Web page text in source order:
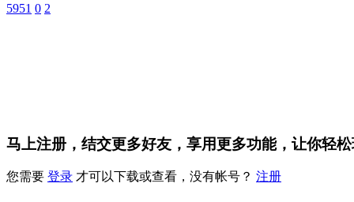
5951 0 2
马上注册，结交更多好友，享用更多功能，让你轻
您需要 登录 才可以下载或查看，没有帐号？ 注册